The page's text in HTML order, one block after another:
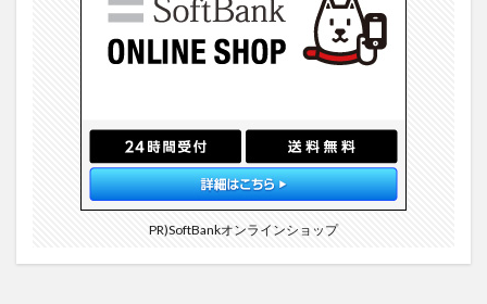
PR)SoftBankオンラインショップ